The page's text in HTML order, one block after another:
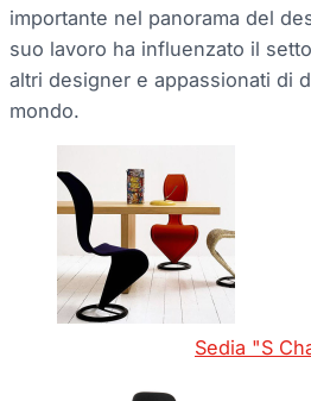
importante nel panorama del
suo lavoro ha influenzato il
altri designer e appassionati di
mondo.
Sedia "S